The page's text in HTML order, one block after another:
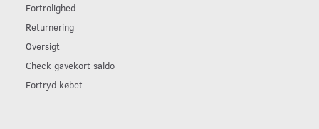
Fortrolighed
Returnering
Oversigt
Check gavekort saldo
Fortryd købet